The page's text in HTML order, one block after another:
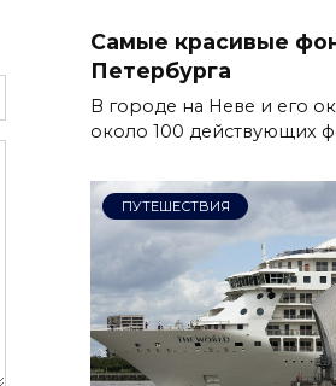
Самые красивые
Петербурга
В городе на Неве и его
около 100 действующих
ПУТЕШЕСТВИЯ